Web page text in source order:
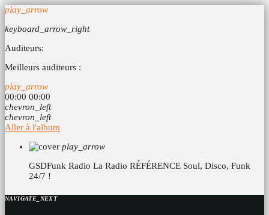
play_arrow
keyboard_arrow_right
Auditeurs:
Meilleurs auditeurs :
play_arrow
00:00 00:00
chevron_left
chevron_left
Aller à l'album
play_arrow
GSDFunk Radio La Radio RÉFÉRENCE Soul, Disco, Funk
24/7 !
NAVIGATE_NEXT